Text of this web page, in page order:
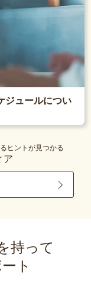
ジュールについ
ヒントが見つかる
ア
持って
ト